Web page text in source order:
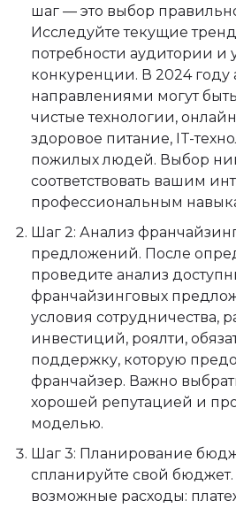
шаг — это выбор
Исследуйте текущие
потребности аудитории и
конкуренции. В 2024 году
направлениями могут
чистые технологии,
здоровое питание, IT-
пожилых людей. Выбор
соответствовать вашим
профессиональным
Шаг 2: Анализ
предложений. После
проведите анализ
франчайзинговых
условия сотрудничества,
инвестиций, роялти,
поддержку, которую
франчайзер. Важно
хорошей репутацией и
моделью.
Шаг 3: Планирование
спланируйте свой бюджет.
возможные расходы: